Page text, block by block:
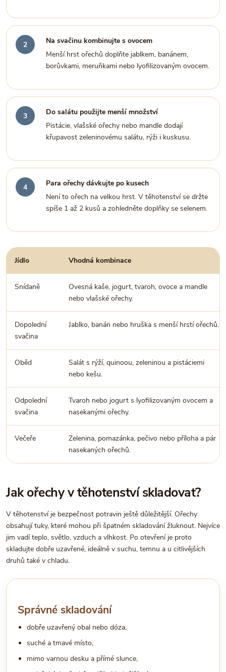
Na svačinu kombinujte s ovocem
Menší hrst ořechů doplňte jablkem, banánem,
borůvkami, meruňkami nebo lyofilizovaným ovocem.
Do salátu použijte menší množství
Pistácie, vlašské ořechy nebo mandle dodají
křupavost zeleninovému salátu, rýži i kuskusu.
Para ořechy dávkujte po kusech
Není to ořech na velkou hrst. V těhotenství se držte
spíše 1 až 2 kusů a zohledněte doplňky se selenem.
Jídlo Vhodná kombinace
Snídaně
Ovesná kaše, jogurt, tvaroh, ovoce a mandle
nebo vlašské ořechy.
Dopolední
svačina
Jablko, banán nebo hruška s menší hrstí ořechů.
Oběd
Salát s rýží, quinoou, zeleninou a pistáciemi
nebo kešu.
Odpolední
svačina
Tvaroh nebo jogurt s lyofilizovaným ovocem a
nasekanými ořechy.
Večeře
Zelenina, pomazánka, pečivo nebo příloha a pár
nasekaných ořechů.
Jak ořechy v těhotenství skladovat?
V těhotenství je bezpečnost potravin ještě důležitější. Ořechy
obsahují tuky, které mohou při špatném skladování žluknout. Nejvíce
jim vadí teplo, světlo, vzduch a vlhkost. Po otevření je proto
skladujte dobře uzavřené, ideálně v suchu, temnu a u citlivějších
druhů také v chladu.
Správné skladování
dobře uzavřený obal nebo dóza,
suché a tmavé místo,
mimo varnou desku a přímé slunce,